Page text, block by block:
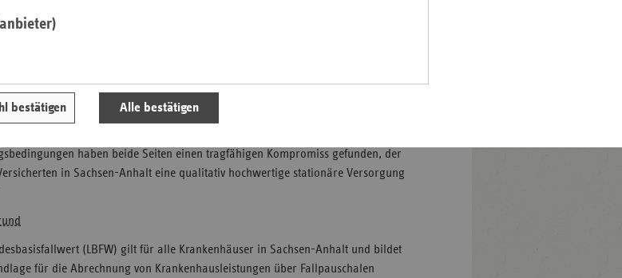
bestätigen Alle bestätigen
Holstein
in Sachsen-Anhalt verhandeln jährlich über die Finanzierungsbasis.
Sachsen-Anhalts können damit frühzeitig in die jährlichen
starten. Die Einigung zeigt, dass die gemeinsame Selbstverwaltung
haben beide Seiten einen tragfähigen Kompromiss gefunden, der
in Sachsen-Anhalt eine qualitativ hochwertige stationäre Versorgung
(LBFW) gilt für alle Krankenhäuser in Sachsen-Anhalt und bildet
für die Abrechnung von Krankenhausleistungen über Fallpauschalen